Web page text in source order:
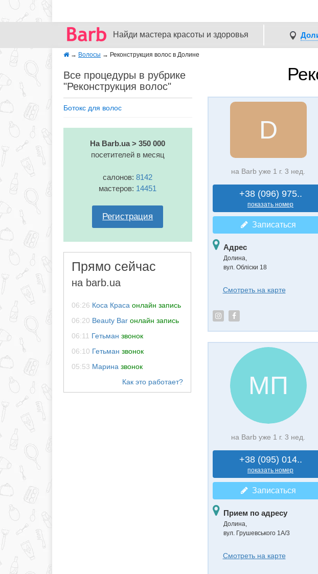
Найди мастера красоты и здоровья
→ Волосы → Реконструкция волос в Долине
Все процедуры в рубрике
"Реконструкция волос"
Ботокс для волос
На Barb.ua > 350 000
посетителей в месяц
салонов:8142
мастеров: 14451
Регистрация
Прямо сейчас
на barb.ua
06:26 Коса Краса онлайн запись
06:20 Beauty Bar онлайн запись
06:11 Гетьман звонок
06:10 Гетьман звонок
05:53 Марина звонок
D
на Barb уже 1 г. 3 нед.
+38 (096) 975..
показать номер
Записаться
Адрес
Долина,
вул. Обліски 18
Смотреть на карте
МП
на Barb уже 1 г. 3 нед.
+38 (095) 014..
показать номер
Записаться
Прием по адресу
Долина,
вул. Грушевського 1А/3
Смотреть на карте